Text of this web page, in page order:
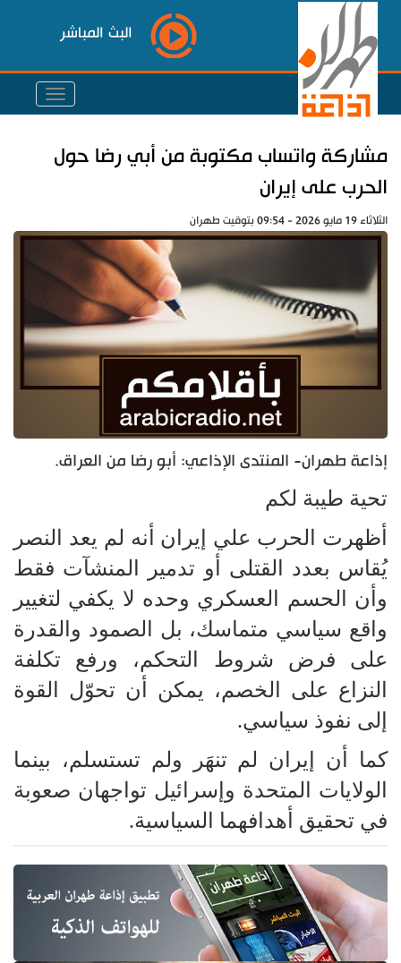
البث المباشر
مشاركة واتساب مكتوبة من أبي رضا حول
الحرب على إيران
الثلاثاء 19 مايو 2026 - 09:54 بتوقيت طهران
إذاعة طهران- المنتدى الإذاعي: أبو رضا من العراق.
تحية طيبة لكم
أظهرت الحرب علي إيران أنه لم يعد النصر
يُقاس بعدد القتلى أو تدمير المنشآت فقط
وأن الحسم العسكري وحده لا يكفي لتغيير
واقع سياسي متماسك، بل الصمود والقدرة
على فرض شروط التحكم، ورفع تكلفة
النزاع على الخصم، يمكن أن تحوّل القوة
إلى نفوذ سياسي.
كما أن إيران لم تنهَر ولم تستسلم، بينما
الولايات المتحدة وإسرائيل تواجهان صعوبة
في تحقيق أهدافهما السياسية.